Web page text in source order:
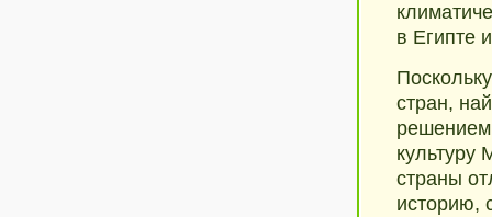
в Египте
стран,
культуру
страны
историю,